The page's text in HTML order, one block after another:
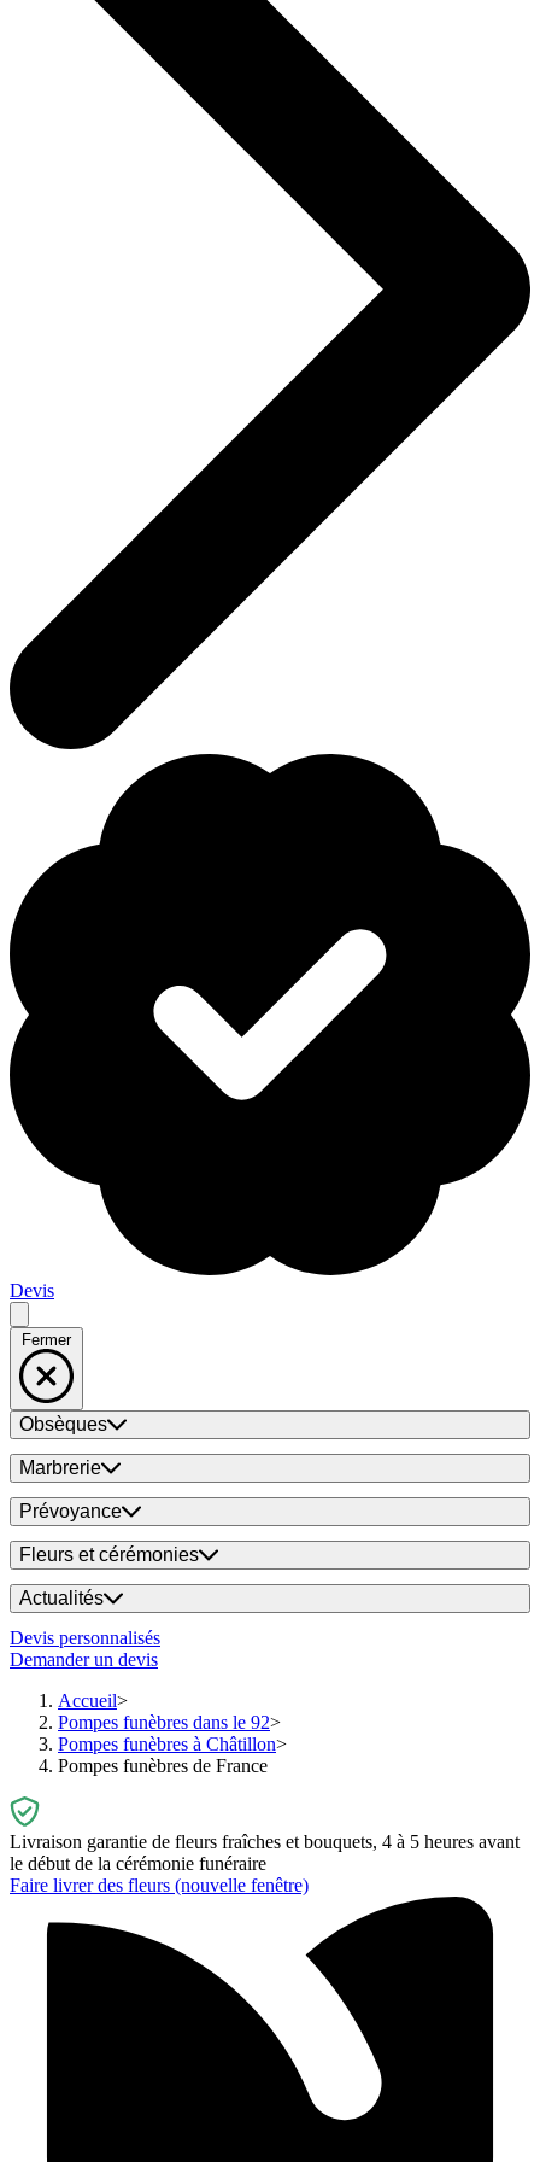
Devis
Fermer
Obsèques
Marbrerie
Prévoyance
Fleurs et cérémonies
Actualités
Devis personnalisés
Demander un devis
Accueil
Pompes funèbres dans le 92
Pompes funèbres à Châtillon
Pompes funèbres de France
Livraison garantie de fleurs fraîches et bouquets, 4 à 5 heures avant
le début de la cérémonie funéraire
Faire livrer des fleurs (nouvelle fenêtre)